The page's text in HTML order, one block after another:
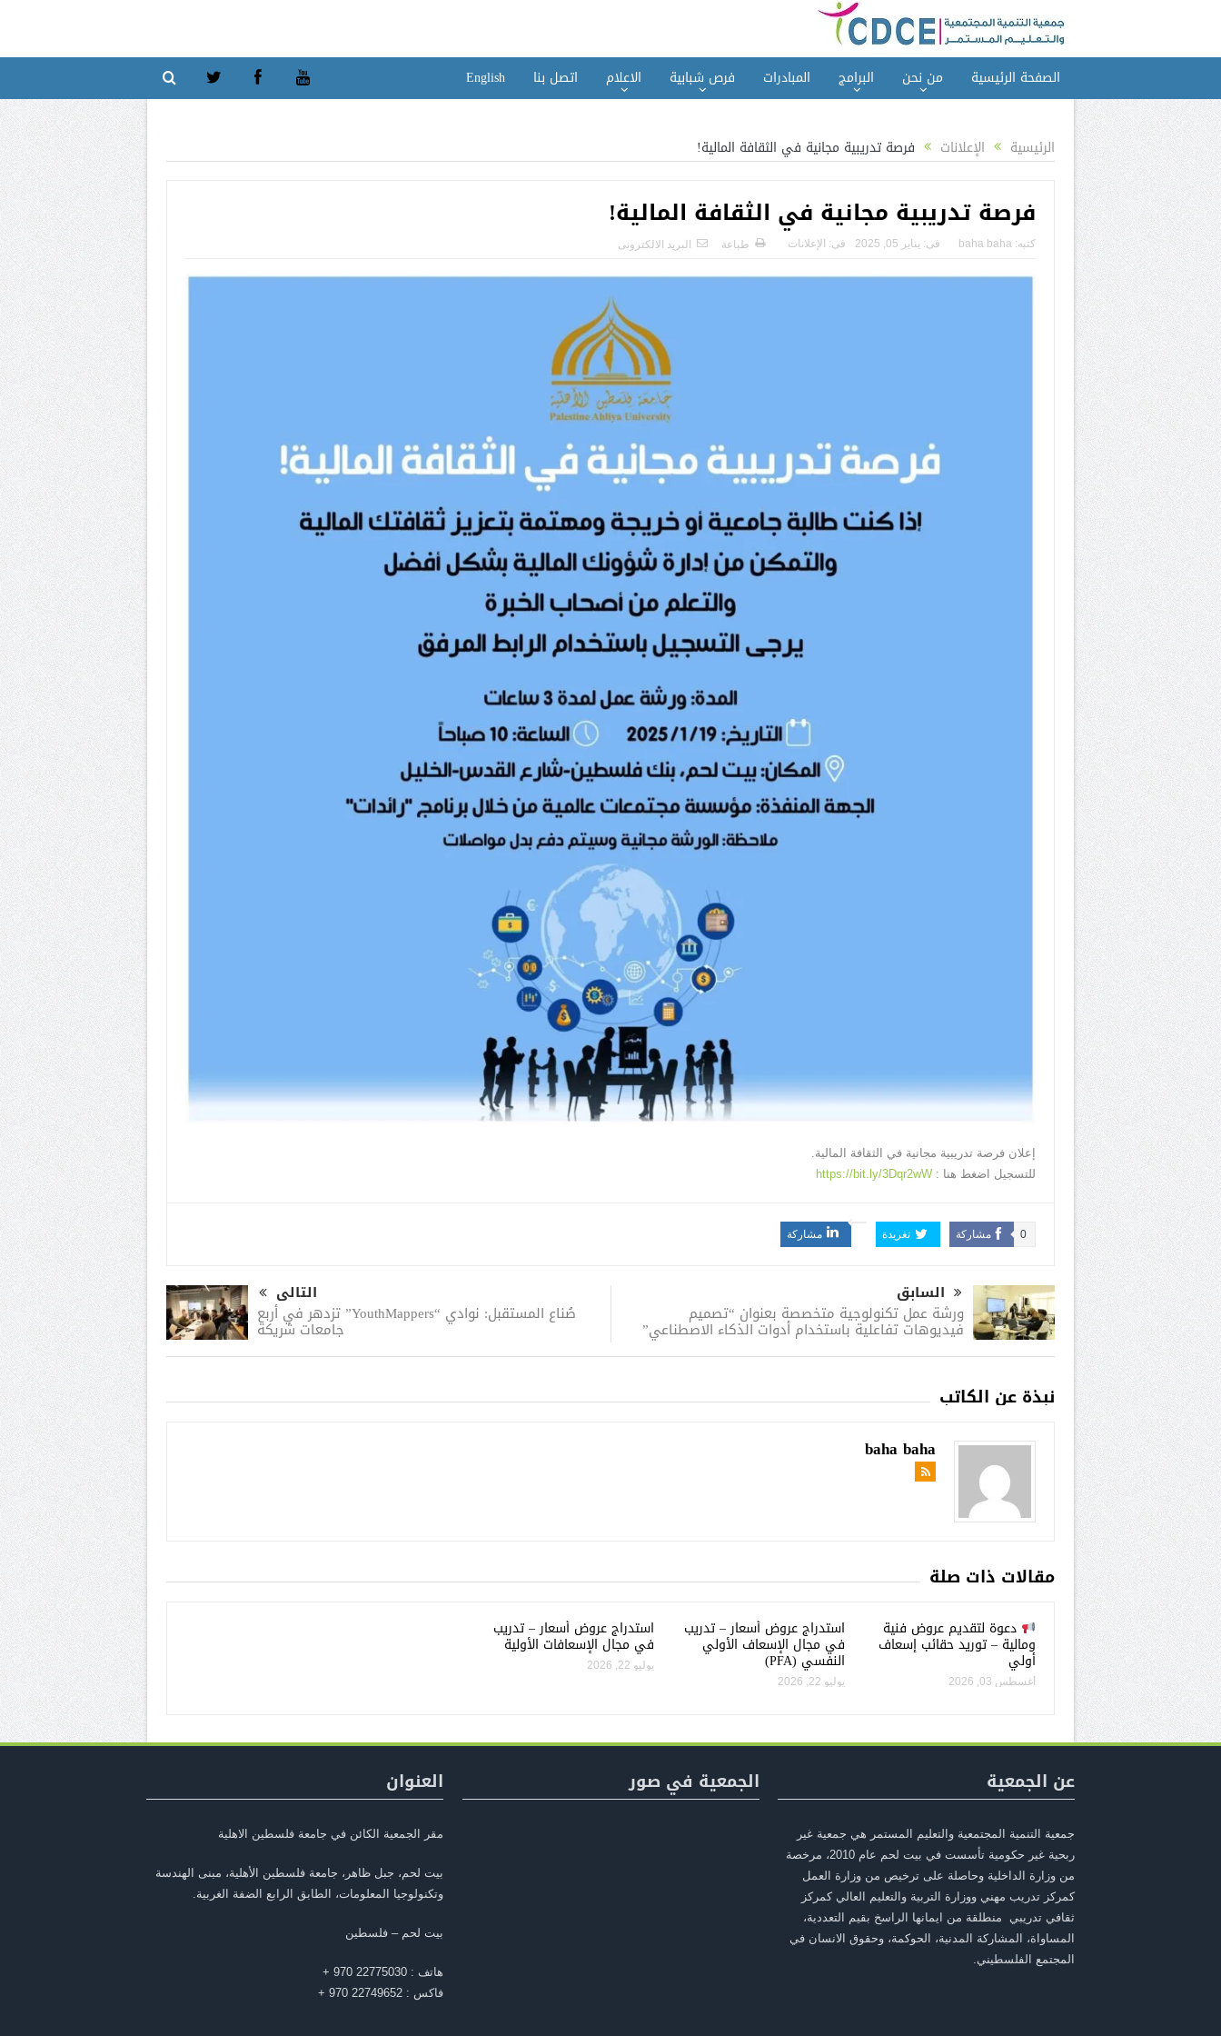
الصفحة الرئيسية من نحن البرامج المبادرات فرص شبابية الاعلام اتصل بنا English
الرئيسية الإعلانات فرصة تدريبية مجانية في الثقافة المالية!
فرصة تدريبية مجانية في الثقافة المالية!
كتبه: baha baha فى: يناير 05, 2025 فى: الإعلانات طباعة البريد الالكترونى
إعلان فرصة تدريبية مجانية في الثقافة المالية.
للتسجيل اضغط هنا : https://bit.ly/3Dqr2wW
مشاركة 0 تغريدة مشاركة
السابق
ورشة عمل تكنولوجية متخصصة بعنوان “تصميم
فيديوهات تفاعلية باستخدام أدوات الذكاء الاصطناعي”
التالى
صُناع المستقبل: نوادي “YouthMappers” تزدهر في أربع
جامعات شريكة
نبذة عن الكاتب
baha baha
مقالات ذات صلة
دعوة لتقديم عروض فنية
ومالية – توريد حقائب إسعاف
أولي
أغسطس 03, 2026
استدراج عروض أسعار – تدريب
في مجال الإسعاف الأولي
النفسي (PFA)
يوليو 22, 2026
استدراج عروض أسعار – تدريب
في مجال الإسعافات الأولية
يوليو 22, 2026
عن الجمعية
جمعية التنمية المجتمعية والتعليم المستمر هي جمعية غير
ربحية غير حكومية تأسست في بيت لحم عام 2010، مرخصة
من وزارة الداخلية وحاصلة على ترخيص من وزارة العمل
كمركز تدريب مهني ووزارة التربية والتعليم العالي كمركز
ثقافي تدريبي منطلقة من ايمانها الراسخ بقيم التعددية،
المساواة، المشاركة المدنية، الحوكمة، وحقوق الانسان في
المجتمع الفلسطيني.
الجمعية في صور العنوان
مقر الجمعية الكائن في جامعة فلسطين الاهلية
بيت لحم، جبل ظاهر، جامعة فلسطين الأهلية، مبنى الهندسة
وتكنولوجيا المعلومات، الطابق الرابع الضفة الغربية.
بيت لحم – فلسطين
هاتف : 22775030 970 +
فاكس : 22749652 970 +